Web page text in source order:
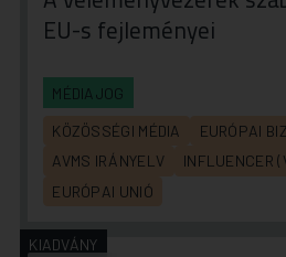
EU-s fejleményei
MÉDIAJOG
KÖZÖSSÉGI MÉDIA
EURÓPAI
AVMS IRÁNYELV
INFLUENCER
EURÓPAI UNIÓ
KIADVÁNY